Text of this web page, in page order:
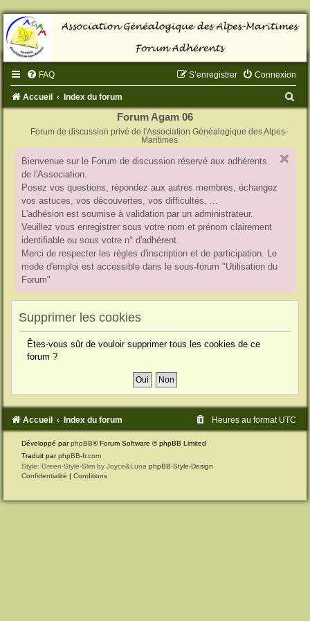
FAQ Connexion
S’enregistrer
Accueil Index du forum
Forum Agam 06
Forum de discussion privé de l'Association Généalogique des Alpes-
Maritimes
Bienvenue sur le Forum de discussion réservé aux adhérents
de l'Association.
Posez vos questions, répondez aux autres membres, échangez
vos astuces, vos découvertes, vos difficultés, ...
L'adhésion est soumise à validation par un administrateur.
Veuillez vous enregistrer sous votre nom et prénom clairement
identifiable ou sous votre n° d'adhérent.
Merci de respecter les règles d'inscription et de participation. Le
mode d'emploi est accessible dans le sous-forum "Utilisation du
Forum"
Supprimer les cookies
Êtes-vous sûr de vouloir supprimer tous les cookies de ce
forum ?
Accueil Index du forum Heures au format UTC
Développé parphpBB® Forum Software © phpBB Limited
Traduit parphpBB-fr.com
Style: Green-Style-Slim by Joyce&Luna phpBB-Style-Design
Confidentialité | Conditions